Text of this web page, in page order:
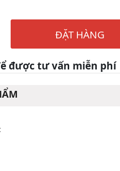
ĐẶT HÀNG
được tư vấn miễn phí